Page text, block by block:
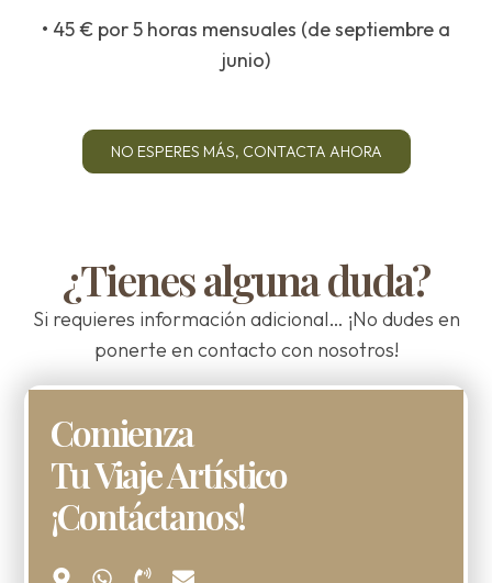
• 45 € por 5 horas mensuales (de septiembre a
junio)
NO ESPERES MÁS, CONTACTA AHORA
¿Tienes alguna duda?
Si requieres información adicional… ¡No dudes en
ponerte en contacto con nosotros!
Comienza
Tu Viaje Artístico
¡Contáctanos!